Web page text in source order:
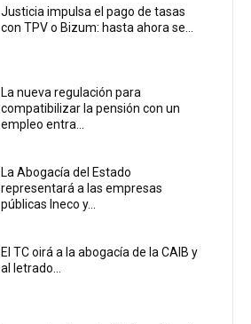
Justicia impulsa el pago de tasas
con TPV o Bizum: hasta ahora se...
La nueva regulación para
compatibilizar la pensión con un
empleo entra...
La Abogacía del Estado
representará a las empresas
públicas Ineco y...
El TC oirá a la abogacía de la CAIB y
al letrado...